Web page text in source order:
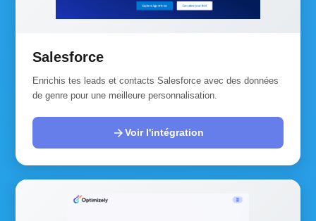
Salesforce
Enrichis tes leads et contacts Salesforce avec des données
de genre pour une meilleure personnalisation.
arrow_forwardVoir l'intégration